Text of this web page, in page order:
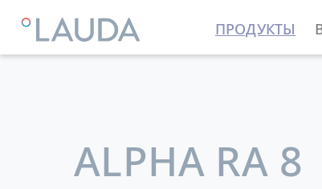
ПРОДУКТЫ
LAUDA Термостатирующие устройства
ALPHA RA 8